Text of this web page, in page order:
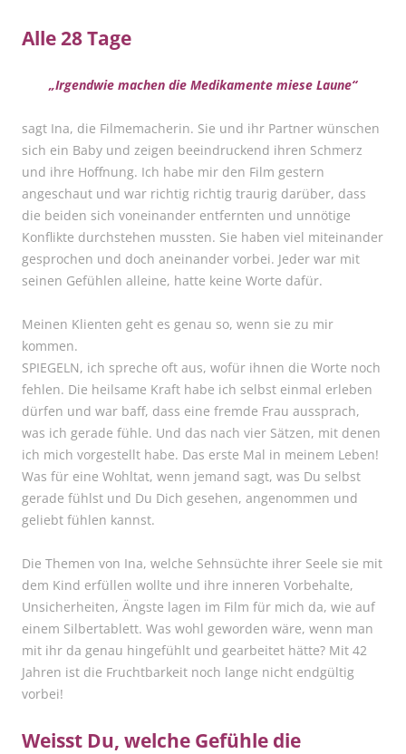
Alle 28 Tage
„Irgendwie machen die Medikamente miese Laune“
sagt Ina, die Filmemacherin. Sie und ihr Partner wünschen
sich ein Baby und zeigen beeindruckend ihren Schmerz
und ihre Hoffnung. Ich habe mir den Film gestern
angeschaut und war richtig richtig traurig darüber, dass
die beiden sich voneinander entfernten und unnötige
Konflikte durchstehen mussten. Sie haben viel miteinander
gesprochen und doch aneinander vorbei. Jeder war mit
seinen Gefühlen alleine, hatte keine Worte dafür.
Meinen Klienten geht es genau so, wenn sie zu mir
kommen.
SPIEGELN, ich spreche oft aus, wofür ihnen die Worte noch
fehlen. Die heilsame Kraft habe ich selbst einmal erleben
dürfen und war baff, dass eine fremde Frau aussprach,
was ich gerade fühle. Und das nach vier Sätzen, mit denen
ich mich vorgestellt habe. Das erste Mal in meinem Leben!
Was für eine Wohltat, wenn jemand sagt, was Du selbst
gerade fühlst und Du Dich gesehen, angenommen und
geliebt fühlen kannst.
Die Themen von Ina, welche Sehnsüchte ihrer Seele sie mit
dem Kind erfüllen wollte und ihre inneren Vorbehalte,
Unsicherheiten, Ängste lagen im Film für mich da, wie auf
einem Silbertablett. Was wohl geworden wäre, wenn man
mit ihr da genau hingefühlt und gearbeitet hätte? Mit 42
Jahren ist die Fruchtbarkeit noch lange nicht endgültig
vorbei!
Weisst Du, welche Gefühle die